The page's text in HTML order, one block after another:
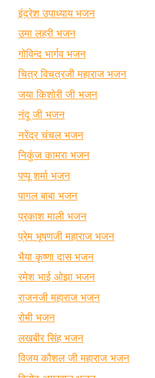
इंद्रेश उपाध्याय भजन
उमा लहरी भजन
गोविन्द भार्गव भजन
चित्र विचत्रजी महाराज भजन
जया किशोरी जी भजन
नंदू जी भजन
नरेंद्र चंचल भजन
निकुंज कामरा भजन
पप्पू शर्मा भजन
पागल बाबा भजन
प्रकाश माली भजन
प्रेम भूषणजी महाराज भजन
भैया कृष्णा दास भजन
रमेश भाई ओझा भजन
राजनजी महाराज भजन
रोमी भजन
लखबीर सिंह भजन
विजय कौशल जी महाराज भजन